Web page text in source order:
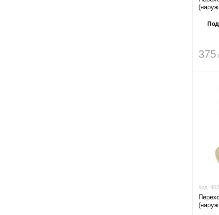
Под
375
Код: